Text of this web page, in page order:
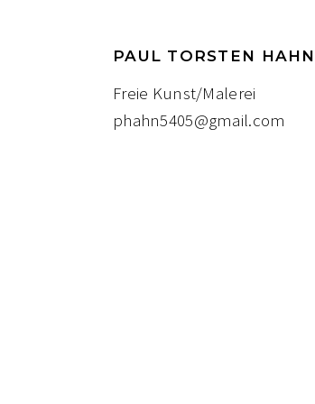
PAUL TORSTEN HAHN
Freie Kunst/Malerei
phahn5405@gmail.com